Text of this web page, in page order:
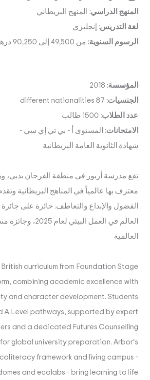
المنهج الدراسي: المنهج البريطاني
لغة التدريس: إنجليزي
الرسوم السنوية: من 49,500 إلى 90,250 درهم إماراتي
المؤسسة: 2018
الجنسيات: 87 different nationalities
عدد الطلاب: 1500 طالب
الامتحانات: المستوى أ - بي تي إي سي -
شهادة الثانوية العامة البريطانية
تقع مدرسة أربور في منطقة الفرجان بدبي،
معترف بها عالمياً في المناهج البريطانية
الفضول والإبداع والتعاطف. حائزة على
العالم في العمل البيئي
العالمية
curriculum from Foundation Stage
combining academic excellence with
and character development. Students
A Level pathways, supported by expert
and a dedicated Futures Counselling
for global university preparation. Arbor’s
framework and living campus -
and ecolabs - bring learning to life